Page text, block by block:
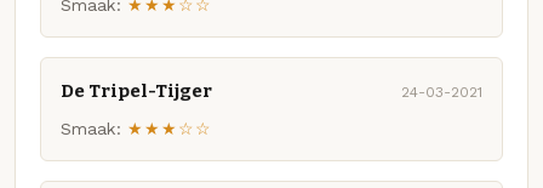
Smaak: ★★★☆☆
De Tripel-Tijger 24-03-2021
Smaak: ★★★☆☆